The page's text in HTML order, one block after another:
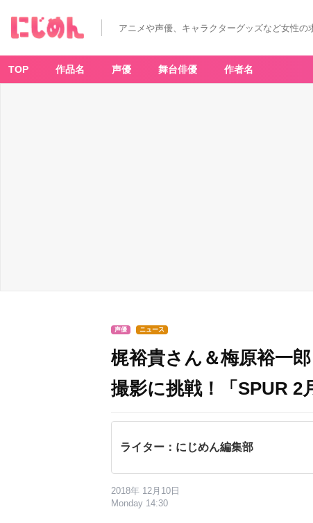
アニメや声優、キャラクターグッズなど女性の
TOP 作品名 声優 舞台俳優 作者名
声優 ニュース
梶裕貴さん＆梅原裕一
撮影に挑戦！「SPUR 2
ライター：にじめん編集部
2018年 12月10日
Monday 14:30